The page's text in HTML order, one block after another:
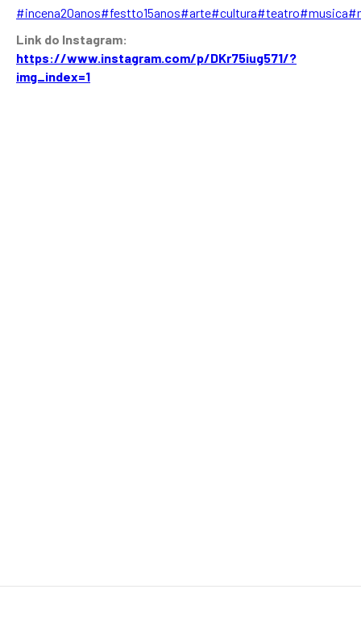
#incena20anos#festto15anos#arte#cultura#teatro#musica
Link do Instagram:
https://www.instagram.com/p/DKr75iug571/?
img_index=1